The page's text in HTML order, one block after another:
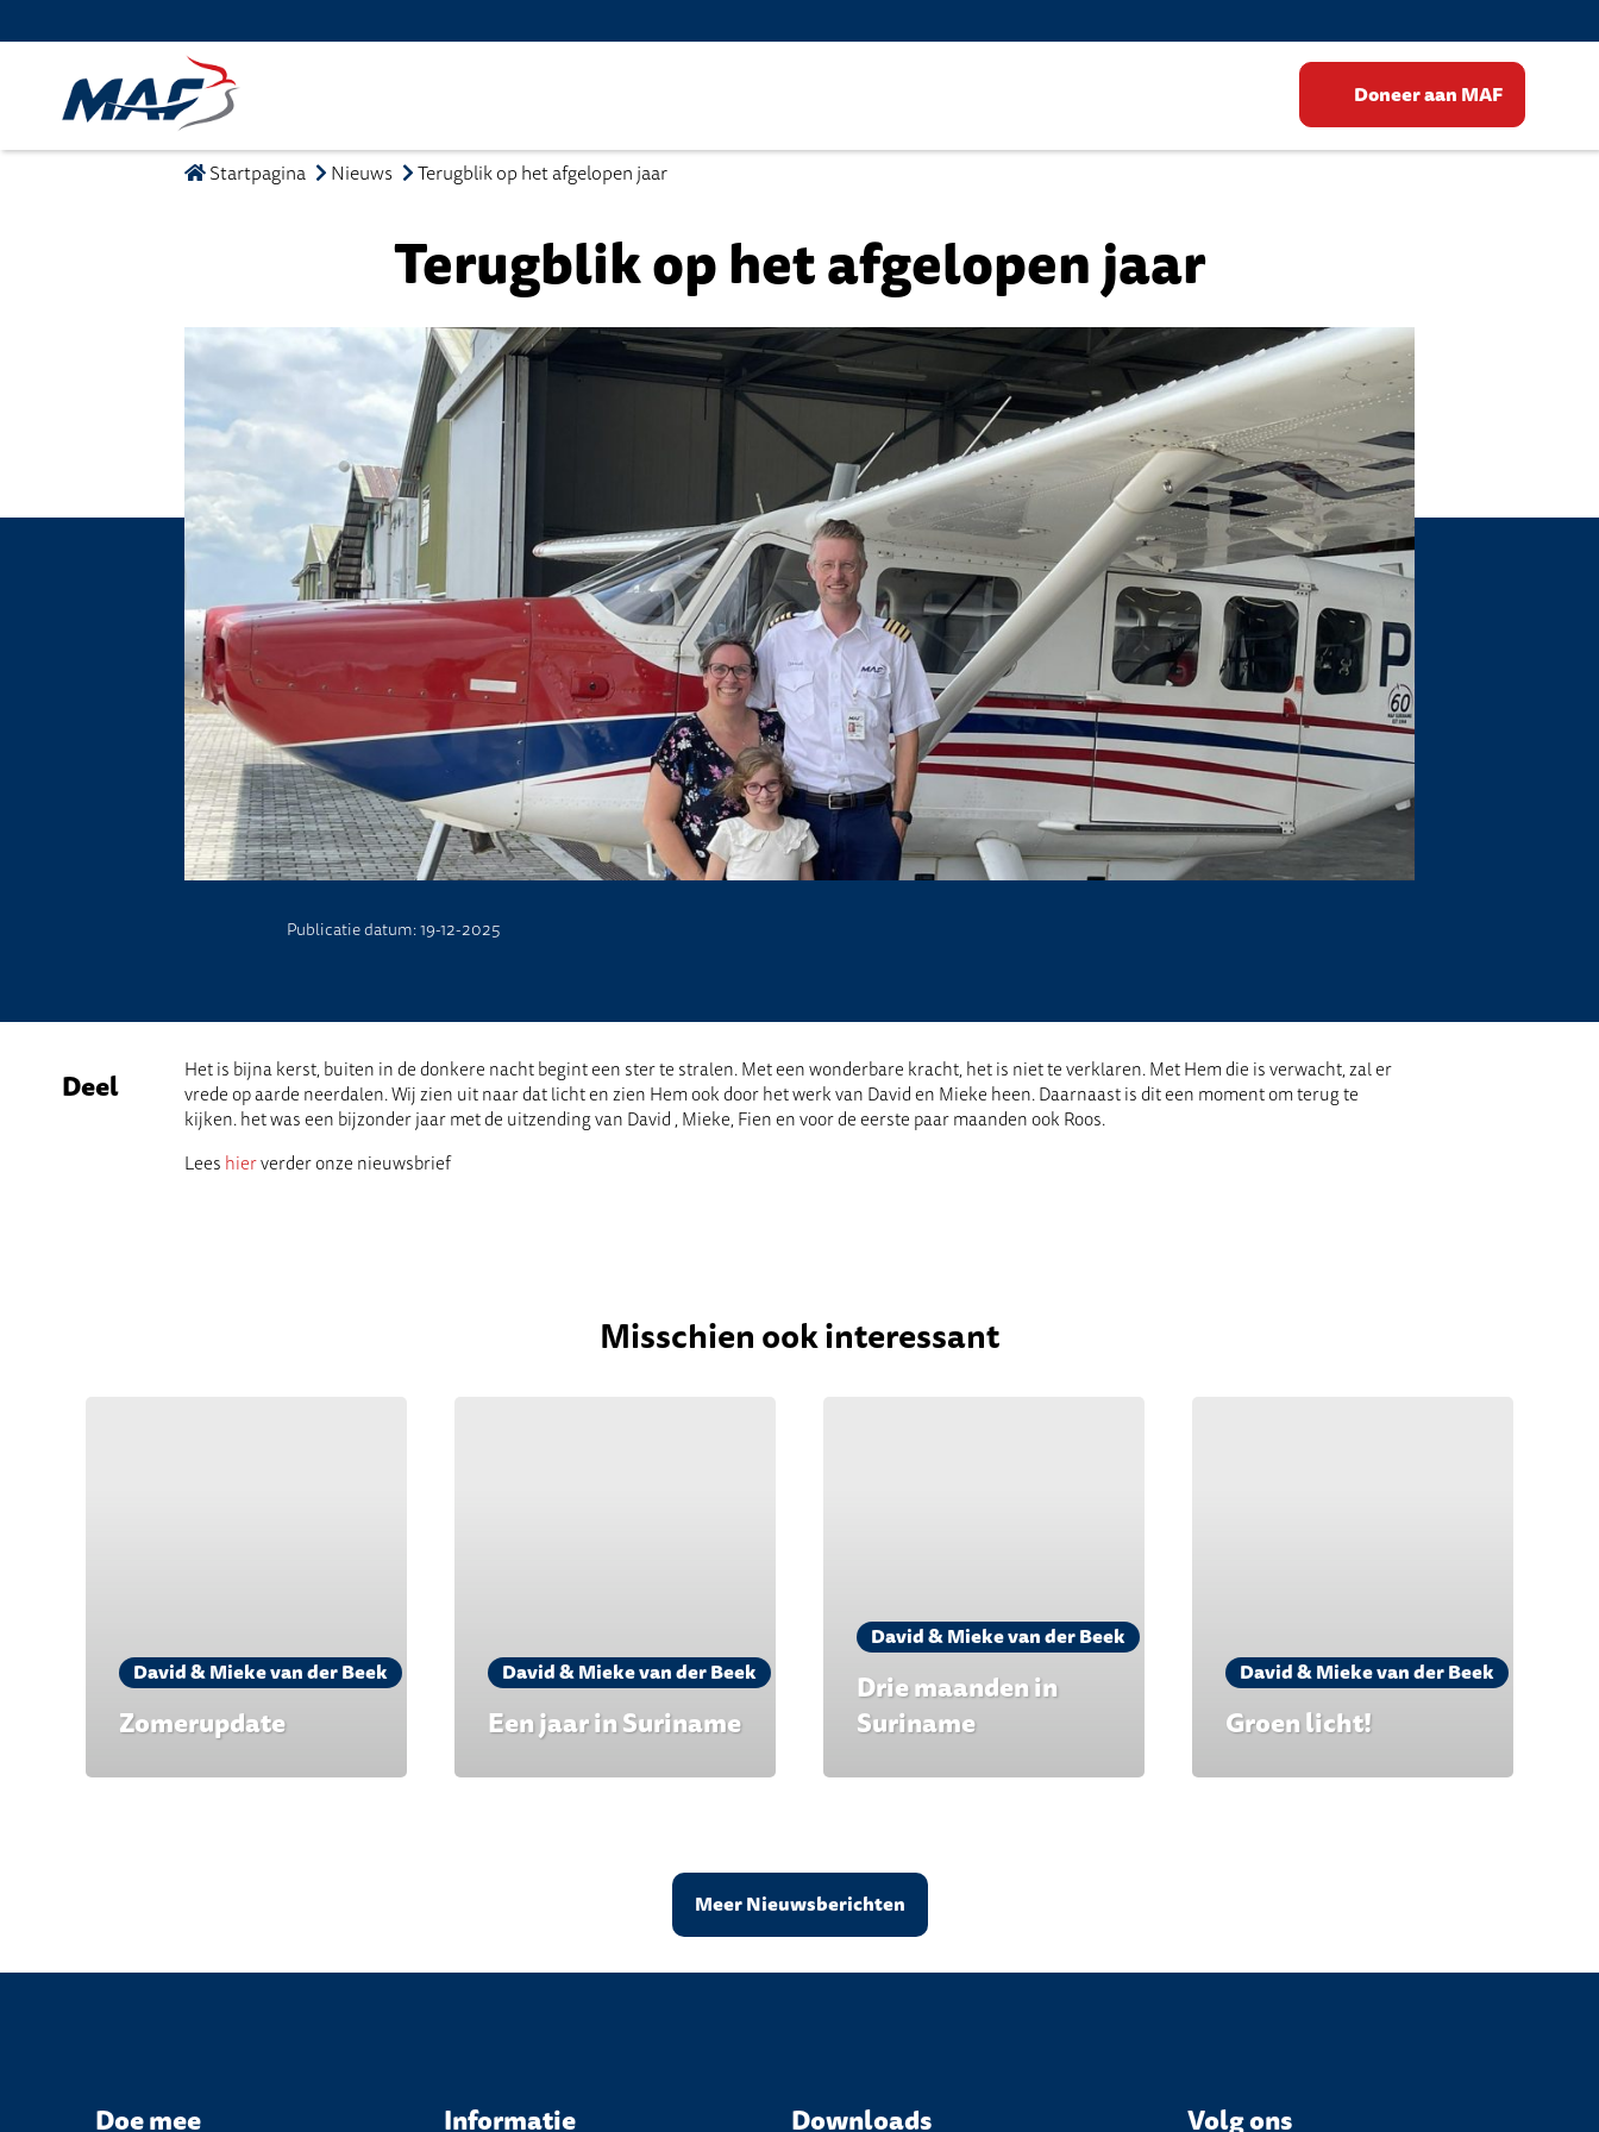
Doneer aan MAF
Startpagina Nieuws Terugblik op het afgelopen jaar
Terugblik op het afgelopen jaar
Publicatie datum: 19-12-2025
Deel
Het is bijna kerst, buiten in de donkere nacht begint een ster te stralen. Met een wonderbare kracht, het is niet te verklaren. Met Hem die is verwacht, zal er
vrede op aarde neerdalen. Wij zien uit naar dat licht en zien Hem ook door het werk van David en Mieke heen. Daarnaast is dit een moment om terug te
kijken. het was een bijzonder jaar met de uitzending van David , Mieke, Fien en voor de eerste paar maanden ook Roos.
Lees hierverder onze nieuwsbrief
Misschien ook interessant
David & Mieke van der Beek
Zomerupdate
David & Mieke van der Beek
Een jaar in Suriname
David & Mieke van der Beek
Drie maanden in
Suriname
David & Mieke van der Beek
Groen licht!
Meer Nieuwsberichten
Doe mee Informatie Downloads Volg ons